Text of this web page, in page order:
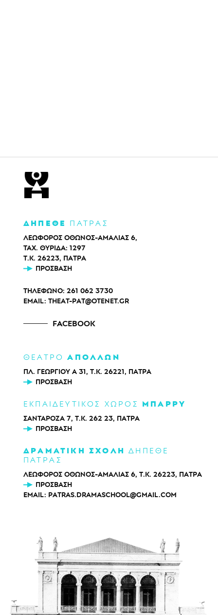
ΔΗΠΕΘΕ ΠΑΤΡΑΣ
ΛΕΩΦΟΡΟΣ ΟΘΩΝΟΣ-ΑΜΑΛΙΑΣ 6,
ΤΑΧ. ΘΥΡΙΔΑ: 1297
Τ.Κ. 26223, ΠΑΤΡΑ
ΠΡΌΣΒΑΣΗ
ΤΗΛΕΦΩΝΟ: 261 062 3730
EMAIL: THEAT-PAT@OTENET.GR
FACEBOOK
ΘΕΑΤΡΟΑΠΟΛΛΩΝ
ΠΛ. ΓΕΩΡΓΙΟΥ Α 31, Τ.Κ. 26221, ΠΑΤΡΑ
ΠΡΌΣΒΑΣΗ
ΕΚΠΑΙΔΕΥΤΙΚΟΣ ΧΩΡΟΣ ΜΠΑΡΡΥ
ΣΑΝΤΑΡΟΖΑ 7, Τ.Κ. 262 23, ΠΑΤΡΑ
ΠΡΌΣΒΑΣΗ
ΔΡΑΜΑΤΙΚΗ ΣΧΟΛΗ ΔΗΠΕΘΕ
ΠΑΤΡΑΣ
ΛΕΩΦΟΡΟΣ ΟΘΩΝΟΣ-ΑΜΑΛΙΑΣ 6, Τ.Κ. 26223, ΠΑΤΡΑ
ΠΡΌΣΒΑΣΗ
EMAIL: PATRAS.DRAMASCHOOL@GMAIL.COM